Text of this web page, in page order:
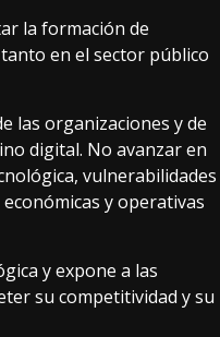
la formación de
en el sector público
las organizaciones y de
digital. No avanzar en
vulnerabilidades
y operativas
y expone a las
su competitividad y su